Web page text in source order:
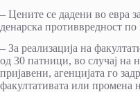
– Цените се дадени во евра
денарска противвредност
– За реализација на
од 30 патници, во случај на
пријавени, агенцијата го
факултативата или промена